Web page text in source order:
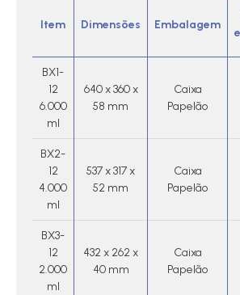
Item Dimensões Embalagem
BX1-
12
6.000
ml
640 x 360 x
58 mm
Caixa
Papelão
BX2-
12
4.000
ml
537 x 317 x
52 mm
Caixa
Papelão
BX3-
12
2.000
ml
432 x 262 x
40 mm
Caixa
Papelão